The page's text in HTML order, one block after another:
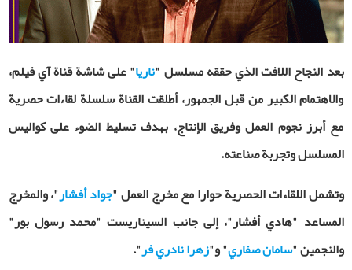
بعد النجاح اللافت الذي حققه مسلسل "ناريا" على شاشة قناة آي فيلم،
والاهتمام الكبير من قبل الجمهور، أطلقت القناة سلسلة لقاءات حصرية
مع أبرز نجوم العمل وفريق الإنتاج، بهدف تسليط الضوء على كواليس
المسلسل وتجربة صناعته.
وتشملاللقاءات الحصرية حوارا مع مخرج العمل "جواد أفشار"، والمخرج
المساعد "هادي أفشار"، إلى جانب السيناريست "محمد رسول بور"
والنجمين "سامان صفاري" و"زهرا نادري فر".